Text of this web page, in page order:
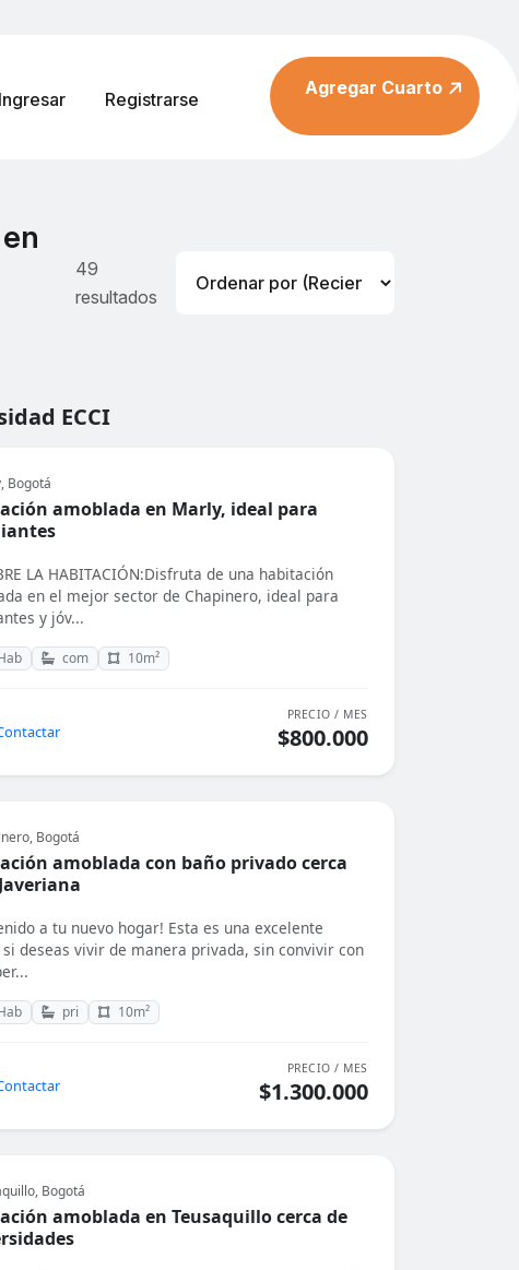
Ingresar Registrarse
Agregar Cuarto
49
resultados
ECCI
Bogotá
amoblada en Marly, ideal para
LA HABITACIÓN:Disfruta de una habitación
en el mejor sector de Chapinero, ideal para
y jóv...
com 10m²
PRECIO / MES
$800.000
Bogotá
amoblada con baño privado cerca
a tu nuevo hogar! Esta es una excelente
deseas vivir de manera privada, sin convivir con
pri 10m²
PRECIO / MES
$1.300.000
Bogotá
amoblada en Teusaquillo cerca de